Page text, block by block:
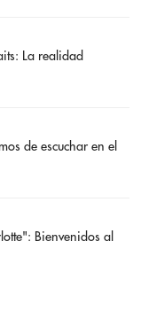
La realidad
de escuchar en el
Bienvenidos al